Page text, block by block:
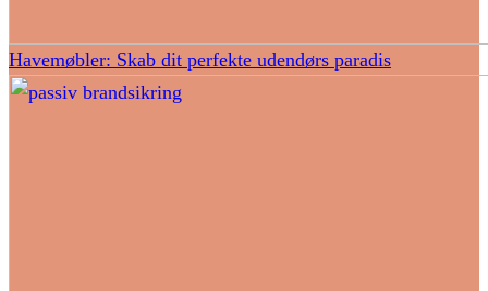
Havemøbler: Skab dit perfekte udendørs paradis